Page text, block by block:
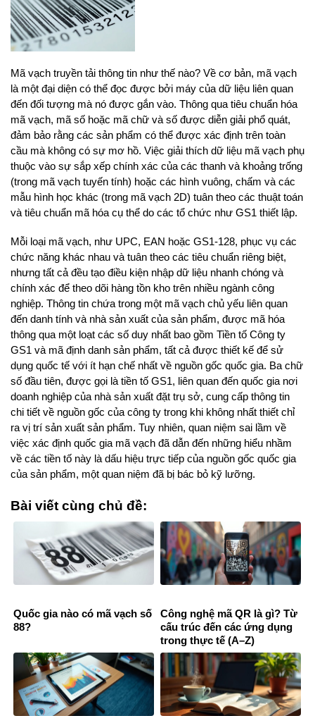
Mã vạch truyền tải thông tin như thế nào? Về cơ bản, mã vạch
là một đại diện có thể đọc được bởi máy của dữ liệu liên quan
đến đối tượng mà nó được gắn vào. Thông qua tiêu chuẩn hóa
mã vạch, mã số hoặc mã chữ và số được diễn giải phổ quát,
đảm bảo rằng các sản phẩm có thể được xác định trên toàn
cầu mà không có sự mơ hồ. Việc giải thích dữ liệu mã vạch phụ
thuộc vào sự sắp xếp chính xác của các thanh và khoảng trống
(trong mã vạch tuyến tính) hoặc các hình vuông, chấm và các
mẫu hình học khác (trong mã vạch 2D) tuân theo các thuật toán
và tiêu chuẩn mã hóa cụ thể do các tổ chức như GS1 thiết lập.
Mỗi loại mã vạch, như UPC, EAN hoặc GS1-128, phục vụ các
chức năng khác nhau và tuân theo các tiêu chuẩn riêng biệt,
nhưng tất cả đều tạo điều kiện nhập dữ liệu nhanh chóng và
chính xác để theo dõi hàng tồn kho trên nhiều ngành công
nghiệp. Thông tin chứa trong một mã vạch chủ yếu liên quan
đến danh tính và nhà sản xuất của sản phẩm, được mã hóa
thông qua một loạt các số duy nhất bao gồm Tiền tố Công ty
GS1 và mã định danh sản phẩm, tất cả được thiết kế để sử
dụng quốc tế với ít hạn chế nhất về nguồn gốc quốc gia. Ba chữ
số đầu tiên, được gọi là tiền tố GS1, liên quan đến quốc gia nơi
doanh nghiệp của nhà sản xuất đặt trụ sở, cung cấp thông tin
chi tiết về nguồn gốc của công ty trong khi không nhất thiết chỉ
ra vị trí sản xuất sản phẩm. Tuy nhiên, quan niệm sai lầm về
việc xác định quốc gia mã vạch đã dẫn đến những hiểu nhầm
về các tiền tố này là dấu hiệu trực tiếp của nguồn gốc quốc gia
của sản phẩm, một quan niệm đã bị bác bỏ kỹ lưỡng.
Bài viết cùng chủ đề:
Quốc gia nào có mã vạch số
88?
Công nghệ mã QR là gì? Từ
cấu trúc đến các ứng dụng
trong thực tế (A–Z)